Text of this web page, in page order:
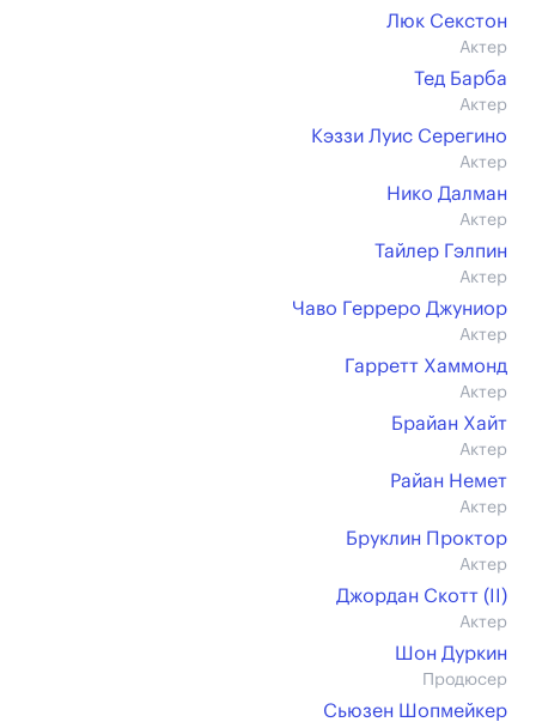
Люк Секстон
Актер
Тед Барба
Актер
Кэззи Луис Серегино
Актер
Нико Далман
Актер
Тайлер Гэлпин
Актер
Чаво Герреро Джуниор
Актер
Гарретт Хаммонд
Актер
Брайан Хайт
Актер
Райан Немет
Актер
Бруклин Проктор
Актер
Джордан Скотт (II)
Актер
Шон Дуркин
Продюсер
Сьюзен Шопмейкер